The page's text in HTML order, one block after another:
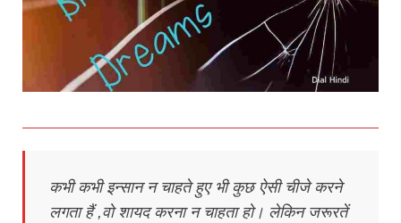
कभी कभी इन्सान न चाहते हुए भी कुछ ऐसी चीजे करने
लगता हैं ,वो शायद करना न चाहता हो। लेकिन जरूरतें